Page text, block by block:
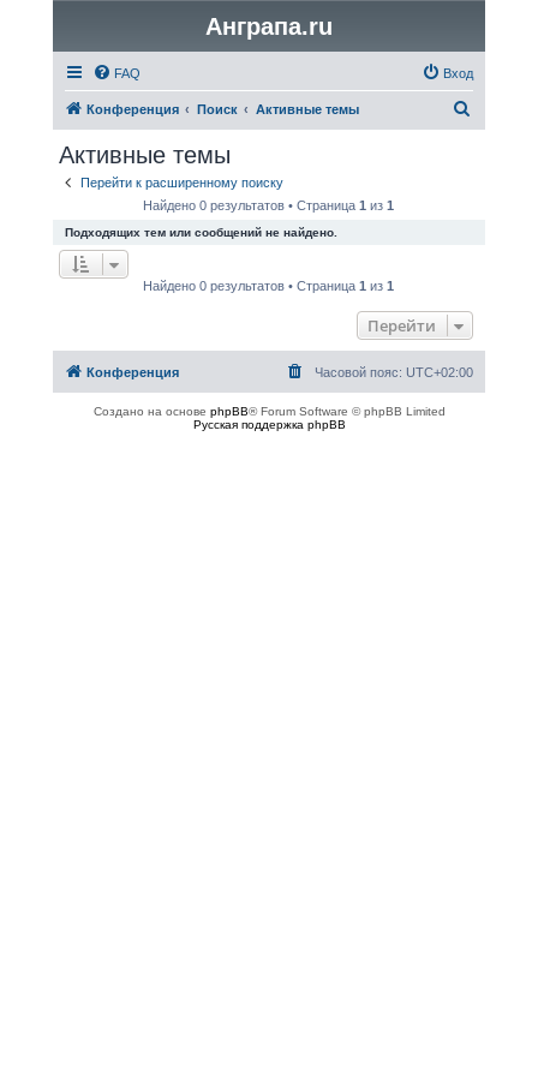
Анграпа.ru
FAQ Вход
Конференция Поиск Активные темы
Активные темы
Перейти к расширенному поиску
Найдено 0 результатов • Страница1 из1
Подходящих тем или сообщений не найдено.
Найдено 0 результатов • Страница1 из1
Перейти
Конференция Часовой пояс: UTC+02:00
Создано на основе phpBB® Forum Software © phpBB Limited
Русская поддержка phpBB